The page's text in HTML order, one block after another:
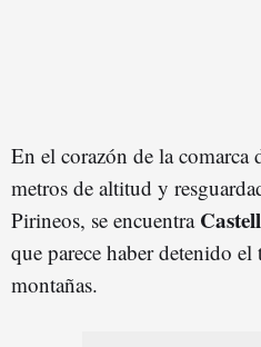
En el corazón de la comarca
metros de altitud y
Pirineos, se encuentra
que parece haber detenido el
montañas.